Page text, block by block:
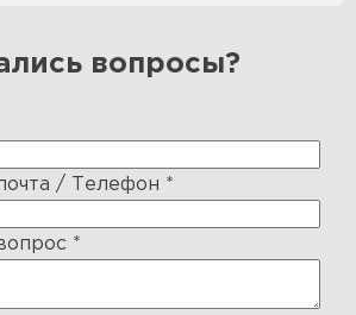
вопросы?
/ Телефон *
*